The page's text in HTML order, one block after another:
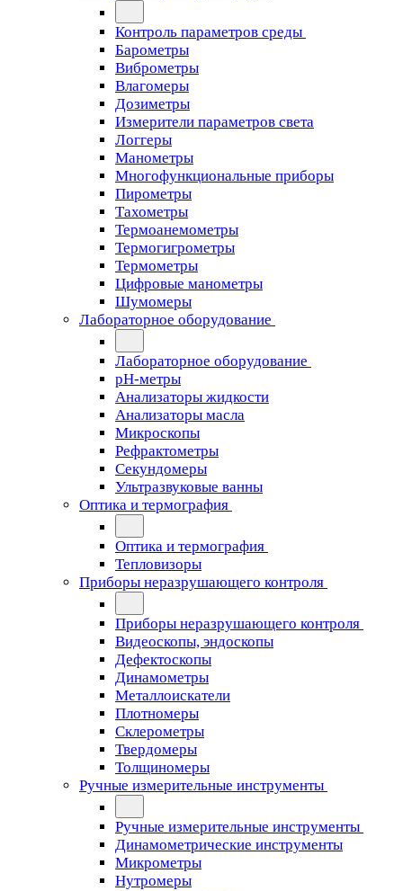
Контроль параметров среды
Барометры
Виброметры
Влагомеры
Дозиметры
Измерители параметров света
Логгеры
Манометры
Многофункциональные приборы
Пирометры
Тахометры
Термоанемометры
Термогигрометры
Термометры
Цифровые манометры
Шумомеры
Лабораторное оборудование
Лабораторное оборудование
pH-метры
Анализаторы жидкости
Анализаторы масла
Микроскопы
Рефрактометры
Секундомеры
Ультразвуковые ванны
Оптика и термография
Оптика и термография
Тепловизоры
Приборы неразрушающего контроля
Приборы неразрушающего контроля
Видеоскопы, эндоскопы
Дефектоскопы
Динамометры
Металлоискатели
Плотномеры
Склерометры
Твердомеры
Толщиномеры
Ручные измерительные инструменты
Ручные измерительные инструменты
Динамометрические инструменты
Микрометры
Нутромеры